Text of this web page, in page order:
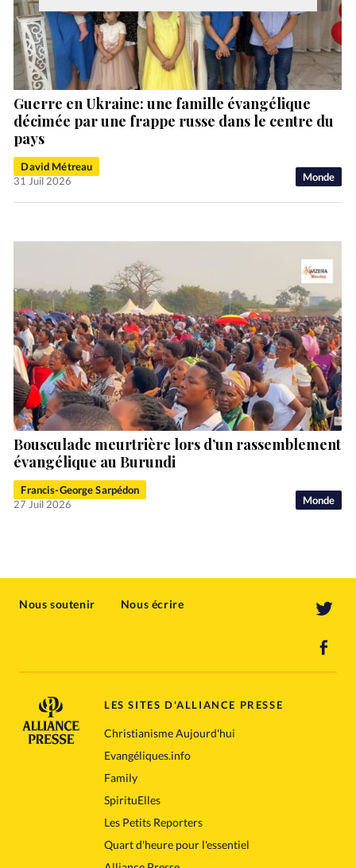
Monde
Guerre en Ukraine: une famille évangélique
décimée par une frappe russe dans le centre du
pays
David Métreau
31 Juil 2026
Monde
Bousculade meurtrière lors d’un rassemblement
évangélique au Burundi
Francis-George Sarpédon
27 Juil 2026
Nous soutenir Nous écrire
LES SITES D'ALLIANCE PRESSE
Christianisme Aujourd'hui
Evangéliques.info
Family
SpirituElles
Les Petits Reporters
Quart d'heure pour l'essentiel